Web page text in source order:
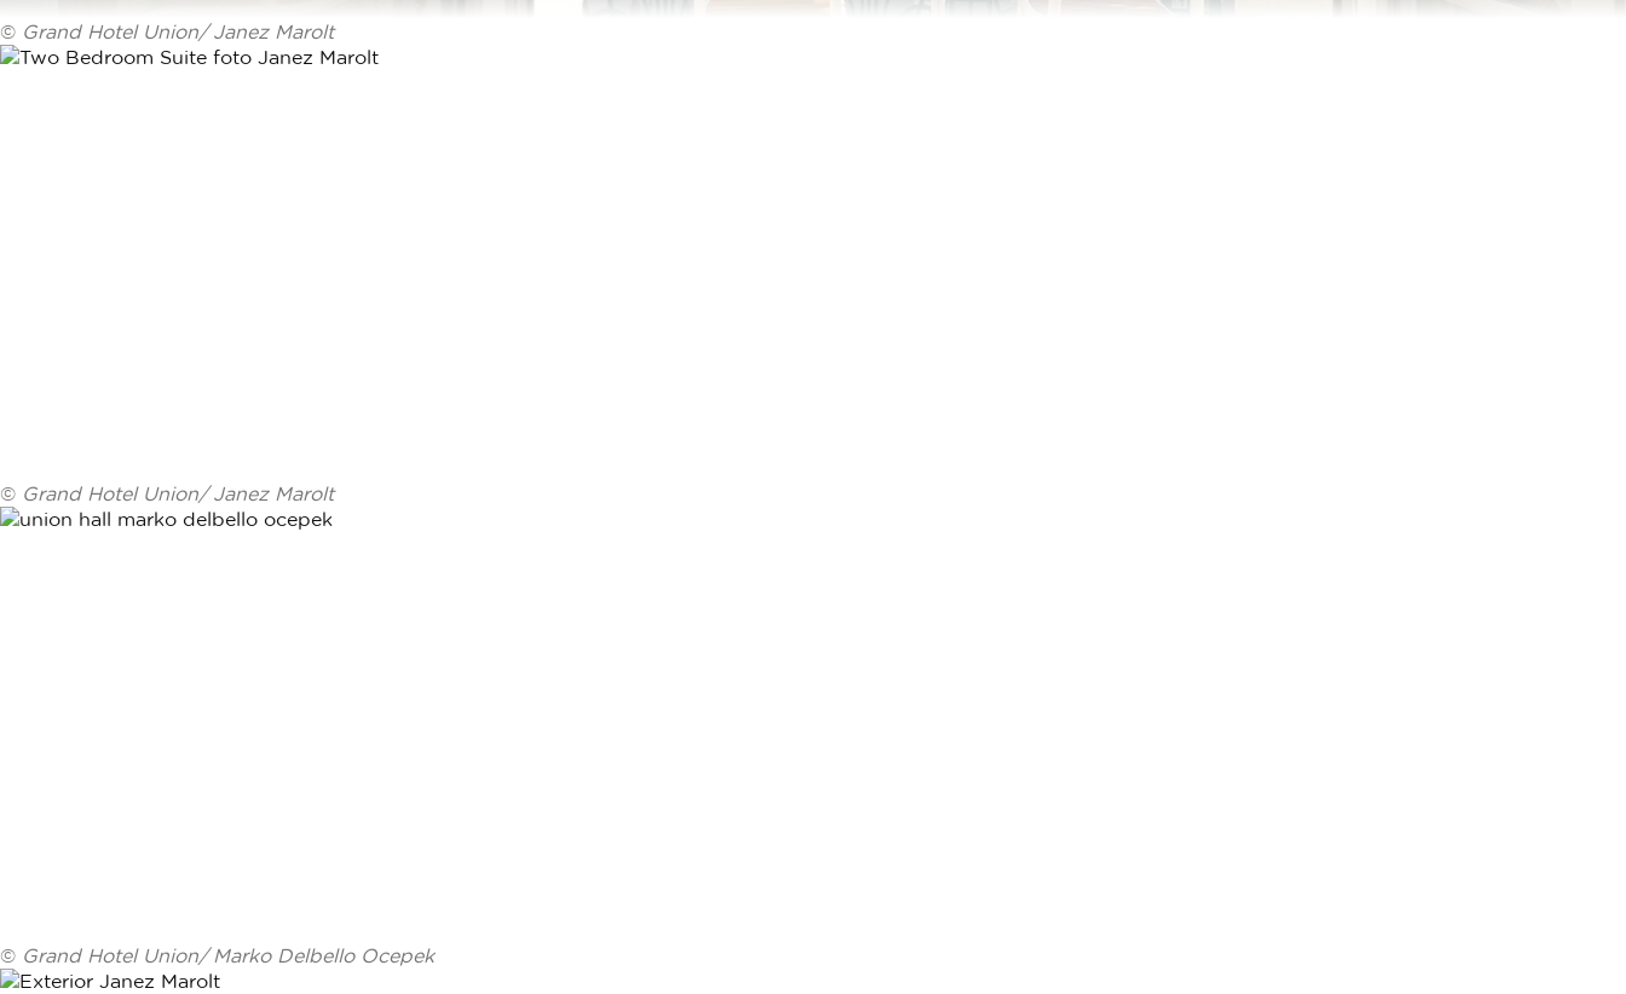
© Grand Hotel Union/ Janez Marolt
© Grand Hotel Union/ Janez Marolt
© Grand Hotel Union/ Marko Delbello Ocepek